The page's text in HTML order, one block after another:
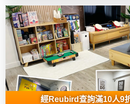
經Reubird查詢滿10人9